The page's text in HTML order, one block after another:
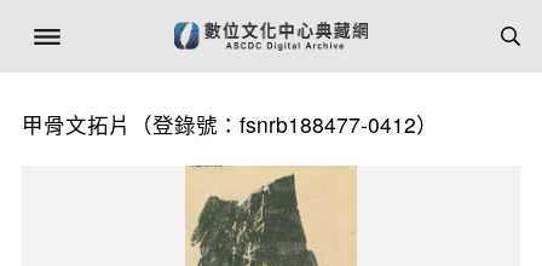
甲骨文拓片（登錄號：fsnrb188477-0412）